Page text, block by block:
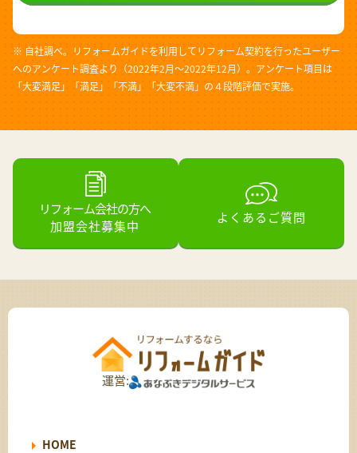
※ 自社調べ。リフォームガイドを利用してリフォーム契約を行ったユーザー
へのアンケート調査より（2022年2月～2022年12月）。アンケート項目は
「大変満足」「満足」「不満」「大変不満」の４段階評価で実施。
リフォーム会社の方へ
加盟会社募集中
よくあるご質問
運営:
HOME